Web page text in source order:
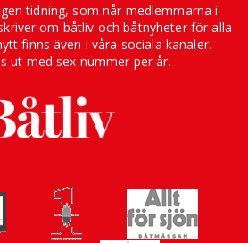
tidning, som når medlemmarna i
om båtliv och båtnyheter för alla
finns även i våra sociala kanaler.
ut med sex nummer per år.